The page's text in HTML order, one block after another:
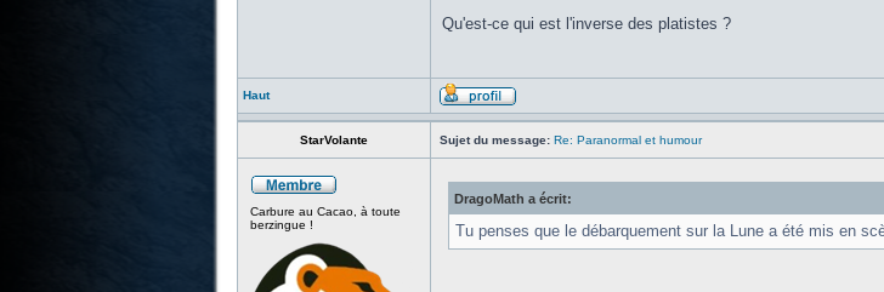
Qu'est-ce qui est l'inverse des platistes ?
Haut
StarVolante Sujet du message: Re: Paranormal et humour
Carbure au Cacao, à toute
berzingue !
DragoMath a écrit:
Tu penses que le débarquement sur la Lune a été mis en